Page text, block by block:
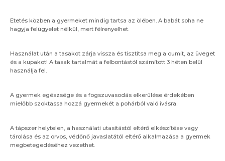
Etetés közben a gyermeket mindig tartsa az ölében. A babát soha ne
hagyja felügyelet nélkül, mert félrenyelhet.
Használat után a tasakot zárja vissza és tisztítsa meg a cumit, az üveget
és a kupakot! A tasak tartalmát a felbontástól számított 3 héten belül
használja fel.
A gyermek egészsége és a fogszuvasodás elkerülése érdekében
mielőbb szoktassa hozzá gyermekét a pohárból való ivásra.
A tápszer helytelen, a használati utasítástól eltérő elkészítése vagy
tárolása és az orvos, védőnő javaslatától eltérő alkalmazása a gyermek
megbetegedéséhez vezethet.